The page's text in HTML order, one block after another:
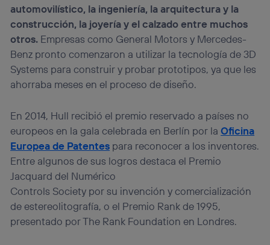
automovilístico, la ingeniería, la arquitectura y la
construcción, la joyería y el calzado entre muchos
otros. Empresas como General Motors y Mercedes-
Benz pronto comenzaron a utilizar la tecnología de 3D
Systems para construir y probar prototipos, ya que les
ahorraba meses en el proceso de diseño.
En 2014, Hull recibió el premio reservado a países no
europeos en la gala celebrada en Berlín por laOficina
Europea de Patentes para reconocer a los inventores.
Entre algunos de sus logros destaca el Premio
Jacquard del Numérico
Controls Society por su invención y comercialización
de estereolitografía, o el Premio Rank de 1995,
presentado por The Rank Foundation en Londres.